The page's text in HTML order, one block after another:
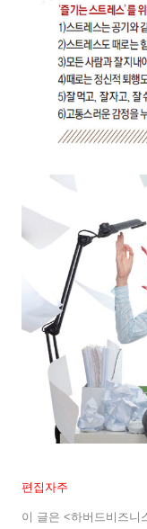
편집자주
이 글은 <하버드비즈니